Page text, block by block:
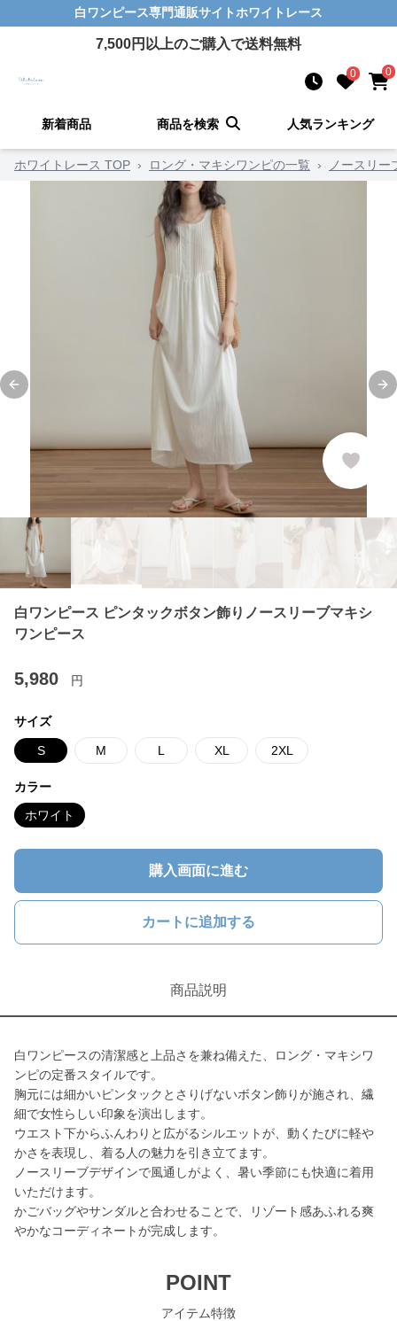
白ワンピース専門通販サイトホワイトレース
7,500円以上のご購入で送料無料
0 0
新着商品 商品を検索 人気ランキング
ホワイトレース TOP › ロング・マキシワンピの一覧 › ノースリー
Previous slide
白ワンピース ピンタックボタン飾りノースリーブマキシ
ワンピース
5,980 円
サイズ
S M L XL 2XL
カラー
ホワイト
購入画面に進む
カートに追加する
商品説明
白ワンピースの清潔感と上品さを兼ね備えた、ロング・マキシワ
ンピの定番スタイルです。
胸元には細かいピンタックとさりげないボタン飾りが施され、繊
細で女性らしい印象を演出します。
ウエスト下からふんわりと広がるシルエットが、動くたびに軽や
かさを表現し、着る人の魅力を引き立てます。
ノースリーブデザインで風通しがよく、暑い季節にも快適に着用
いただけます。
かごバッグやサンダルと合わせることで、リゾート感あふれる爽
やかなコーディネートが完成します。
POINT
アイテム特徴